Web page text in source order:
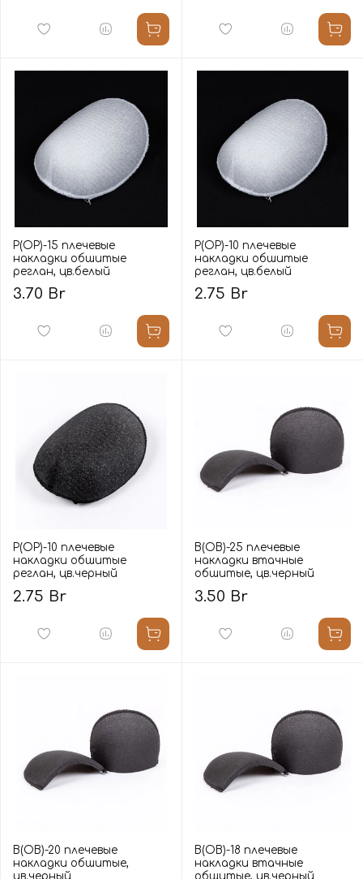
Р(ОР)-15 плечевые
накладки обшитые
реглан, цв.белый
3.70 Br
Р(ОР)-10 плечевые
накладки обшитые
реглан, цв.белый
2.75 Br
Р(ОР)-10 плечевые
накладки обшитые
реглан, цв.черный
2.75 Br
В(ОВ)-25 плечевые
накладки втачные
обшитые, цв.черный
3.50 Br
В(ОВ)-20 плечевые
накладки обшитые,
цв.черный
В(ОВ)-18 плечевые
накладки втачные
обшитые, цв.черный